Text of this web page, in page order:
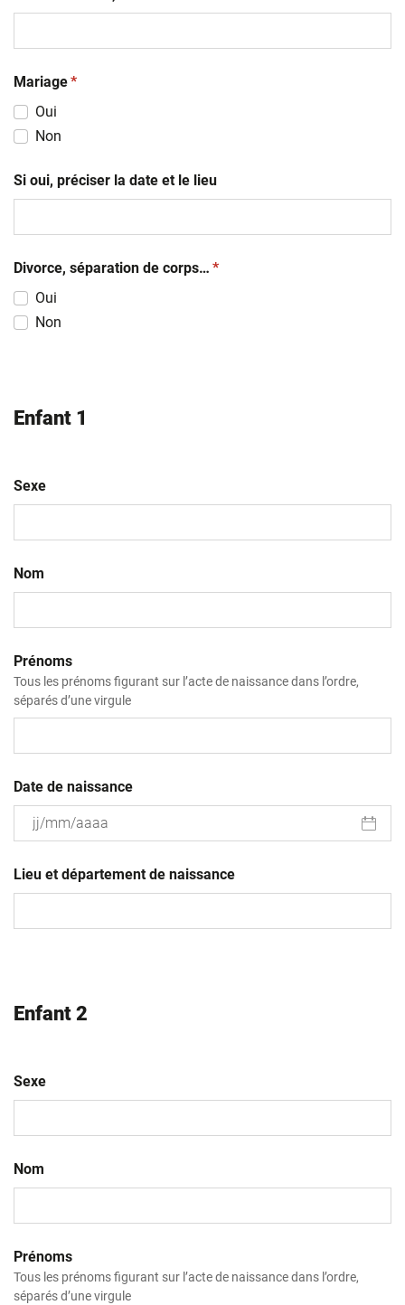
Mariage(obligatoire)
*
Oui
Non
Si oui, préciser la date et le lieu
Divorce, séparation de corps… (obligatoire)
*
Oui
Non
Enfant 1
Sexe
Nom
Prénoms
Tous les prénoms figurant sur l’acte de naissance dans l’ordre,
séparés d’une virgule
Date de naissance
slash
MM
Lieu et département de naissance
Enfant 2
Sexe
Nom
Prénoms
Tous les prénoms figurant sur l’acte de naissance dans l’ordre,
séparés d’une virgule